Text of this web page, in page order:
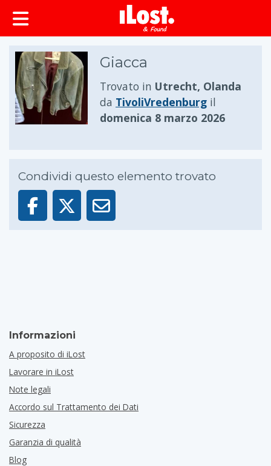
principale
Giacca
Trovato in Utrecht, Olanda
da TivoliVredenburg il
domenica 8 marzo 2026
Condividi questo elemento trovato
Informazioni
A proposito di iLost
Lavorare in iLost
Note legali
Accordo sul Trattamento dei Dati
Sicurezza
Garanzia di qualità
Blog